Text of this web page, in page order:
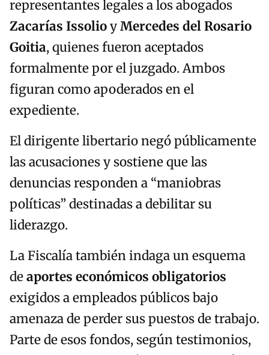
representantes legales a los abogados
Zacarías IssolioyMercedes del Rosario
Goitia, quienes fueron aceptados
formalmente por el juzgado. Ambos
figuran como apoderados en el
expediente.
El dirigente libertario negó públicamente
las acusaciones y sostiene que las
denuncias responden a “maniobras
políticas” destinadas a debilitar su
liderazgo.
La Fiscalía también indaga un esquema
deaportes económicos obligatorios
exigidos a empleados públicos bajo
amenaza de perder sus puestos de trabajo.
Parte de esos fondos, según testimonios,